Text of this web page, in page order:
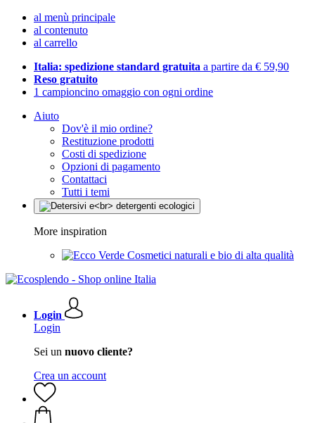
al menù principale
al contenuto
al carrello
Italia: spedizione standard gratuita a partire da € 59,90
Reso gratuito
1 campioncino omaggio con ogni ordine
Aiuto
Dov'è il mio ordine?
Restituzione prodotti
Costi di spedizione
Opzioni di pagamento
Contattaci
Tutti i temi
More inspiration
Cosmetici naturali e bio di alta qualità
Login
Login
Sei un nuovo cliente?
Crea un account